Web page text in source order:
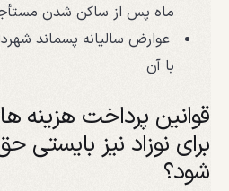
ماه پس از ساکن شدن مستأجر
عوارض سالیانه پسماند
با آن
قوانین پرداخت هزینه های
برای نوزاد نیز بایستی
شود؟